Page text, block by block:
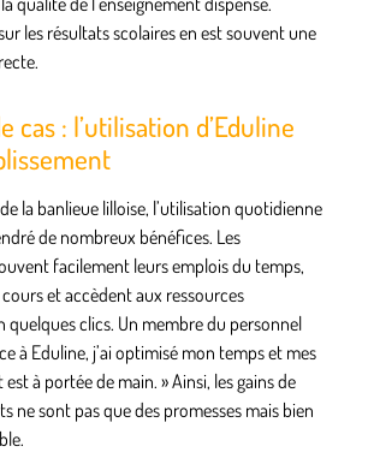
les résultats scolaires en est souvent une
cas : l’utilisation d’Eduline
la banlieue lilloise, l’utilisation quotidienne
de nombreux bénéfices. Les
facilement leurs emplois du temps,
et accèdent aux ressources
quelques clics. Un membre du personnel
à Eduline, j’ai optimisé mon temps et mes
à portée de main. » Ainsi, les gains de
ne sont pas que des promesses mais bien